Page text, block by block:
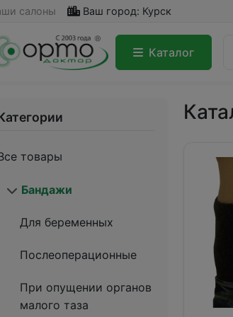
салоны Ваш город: Курск
Каталог
товары
Бандажи
Для беременных
Послеоперационные
При опущении органов
малого таза